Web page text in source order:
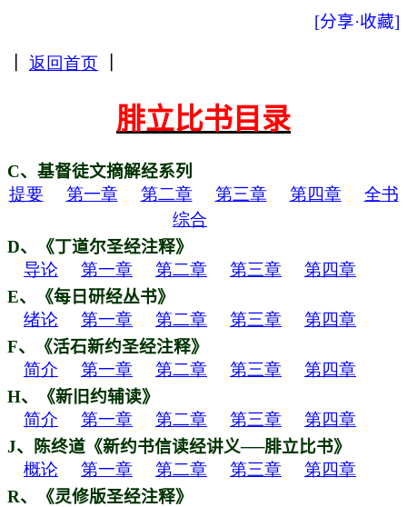
[分享·收藏]
返回首页
腓立比书目录
C、基督徒文摘解经系列
提要
第一章 第二章 第三章 第四章
全书
综合
D、《丁道尔圣经注释》
导论
第一章 第二章 第三章
第四章
E、《每日研经丛书》
绪论
第一章 第二章 第三章
第四章
F、《活石新约圣经注释》
简介
第一章 第二章 第三章
第四章
H、《新旧约辅读》
简介
第一章 第二章 第三章
第四章
J、陈终道《新约书信读经讲义──腓立比书》
概论
第一章 第二章 第三章
第四章
R、《灵修版圣经注释》